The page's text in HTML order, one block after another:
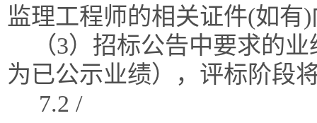
监理工程师的相关证件(如有
（3）招标公告中要求的
为已公示业绩），评标阶段
7.2 /